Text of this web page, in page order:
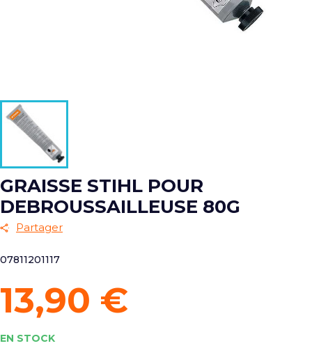
GRAISSE STIHL POUR
DEBROUSSAILLEUSE 80G
Partager
07811201117
13,90 €
EN STOCK